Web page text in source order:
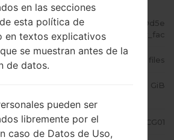
SCG01_1_20210324131008_hxe9d5e
mfr_fac
4 files
5.6 GiB
Samsung SCG01
en las secciones
esta política de
en textos explicativos
se muestran antes de la
de datos.
pueden ser
libremente por el
caso de Datos de Uso,